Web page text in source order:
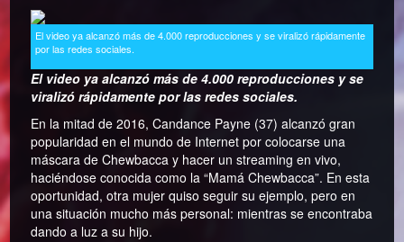
El video ya alcanzó más de 4.000 reproducciones y se viralizó rápidamente
por las redes sociales.
El video ya alcanzó más de 4.000 reproducciones y se
viralizó rápidamente por las redes sociales.
En la mitad de 2016, Candance Payne (37) alcanzó gran
popularidad en el mundo de Internet por colocarse una
máscara de Chewbacca y hacer un streaming en vivo,
haciéndose conocida como la “Mamá Chewbacca”. En esta
oportunidad, otra mujer quiso seguir su ejemplo, pero en
una situación mucho más personal: mientras se encontraba
dando a luz a su hijo.